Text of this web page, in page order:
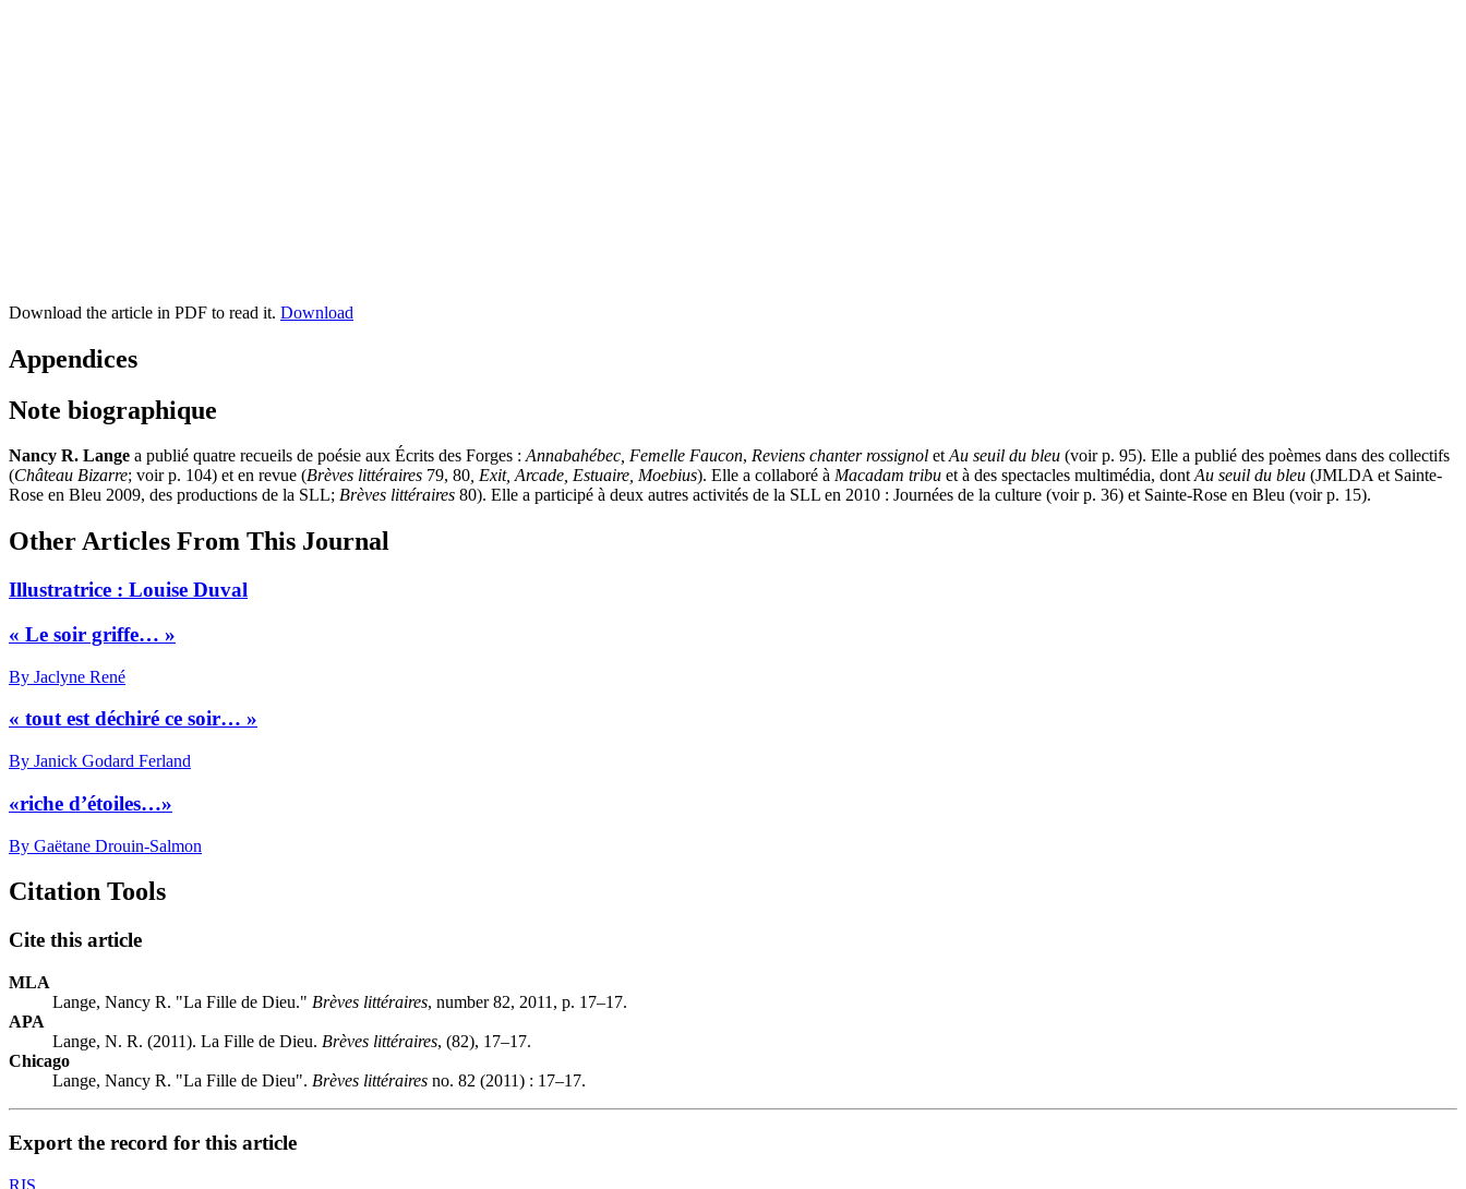
Download the article in PDF to read it. Download
Appendices
Note biographique
Nancy R. Lange a publié quatre recueils de poésie aux Écrits des Forges :Annabahébec, Femelle Faucon, Reviens chanter rossignol etAu seuil du bleu (voir p. 95). Elle a publié des poèmes dans des collectifs
(Château Bizarre; voir p. 104) et en revue (Brèves littéraires 79, 80, Exit, Arcade, Estuaire, Moebius). Elle a collaboré à Macadam tribu et à des spectacles multimédia, dontAu seuil du bleu (JMLDA et Sainte-
Rose en Bleu 2009, des productions de la SLL; Brèves littéraires 80). Elle a participé à deux autres activités de la SLL en 2010 : Journées de la culture (voir p. 36) et Sainte-Rose en Bleu (voir p. 15).
Other Articles From This Journal
Illustratrice : Louise Duval
« Le soir griffe… »
By Jaclyne René
« tout est déchiré ce soir… »
By Janick Godard Ferland
«riche d’étoiles…»
By Gaëtane Drouin-Salmon
Citation Tools
Cite this article
MLA
Lange, Nancy R. "La Fille de Dieu." Brèves littéraires, number 82, 2011, p. 17–17.
APA
Lange, N. R. (2011). La Fille de Dieu. Brèves littéraires, (82), 17–17.
Chicago
Lange, Nancy R. "La Fille de Dieu". Brèves littéraires no. 82 (2011) : 17–17.
Export the record for this article
RIS